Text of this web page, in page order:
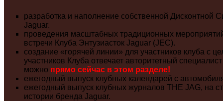
разработка и наполнение собственной Дисконтной
Jaguar.
проведения масштабных традиционных
встречи Клуба Энтузиасток Jaguar (JEC).
создание «горячей линии» для участников клуба с
участников Клуба отвечает авторитетный
можно прямо сейчас в этом разделе!
ежегодный выпуск клубных календарей с
ежегодный выпуск клубных журналов THE JAG, на
истории бренда Jaguar.